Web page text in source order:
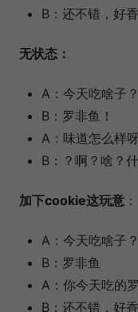
B：还不错，好香
无状态：
A：今天吃啥子？
B：罗非鱼！
A：味道怎么样
B：？啊？啥？
加下cookie这玩意 ：
A：今天吃啥子？
B：罗非鱼
A：你今天吃的
B：还不错，好香